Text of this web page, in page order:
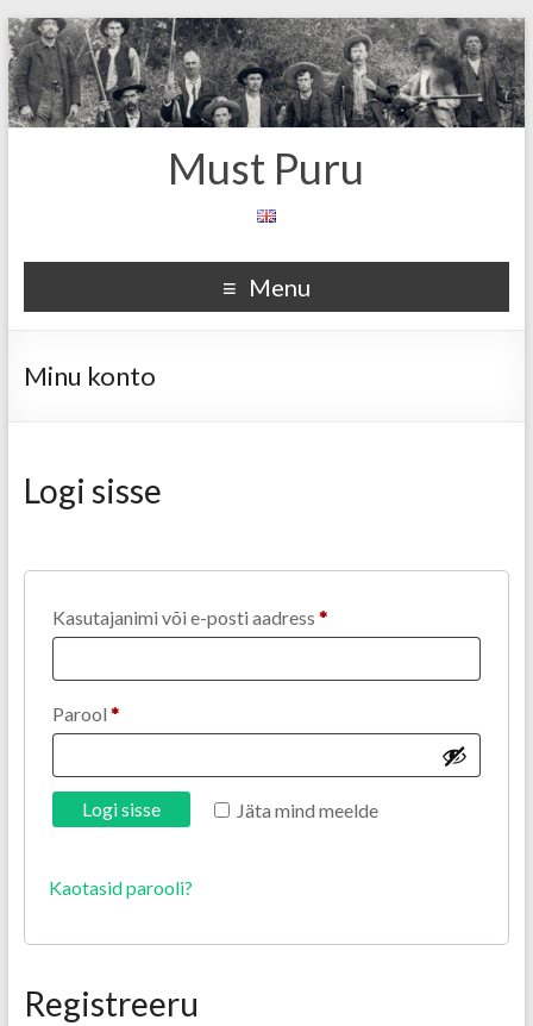
Must Puru
Menu
Minu konto
Logi sisse
Kasutajanimi või e-posti aadress *
Parool *
Jäta mind meelde
Logi sisse
Kaotasid parooli?
Registreeru